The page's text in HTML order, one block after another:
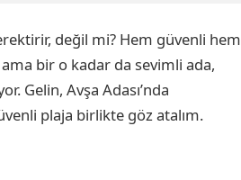
değil mi? Hem güvenli hem
bir o kadar da sevimli ada,
Gelin, Avşa Adası’nda
plaja birlikte göz atalım.